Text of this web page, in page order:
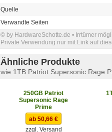
Quelle
Verwandte Seiten
© by HardwareSchotte.de • Irrtümer
Private Verwendung nur mit Link auf
Ähnliche Produkte
wie 1TB Patriot Supersonic Rage
250GB Patriot
Supersonic Rage
Prime
ab 50,66 €
zzgl. Versand